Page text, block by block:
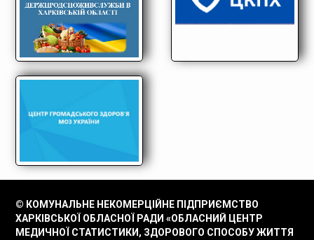
© КОМУНАЛЬНЕ НЕКОМЕРЦІЙНЕ ПІДПРИЄМСТВО
ХАРКІВСЬКОЇ ОБЛАСНОЇ РАДИ «ОБЛАСНИЙ ЦЕНТР
МЕДИЧНОЇ СТАТИСТИКИ, ЗДОРОВОГО СПОСОБУ ЖИТТЯ